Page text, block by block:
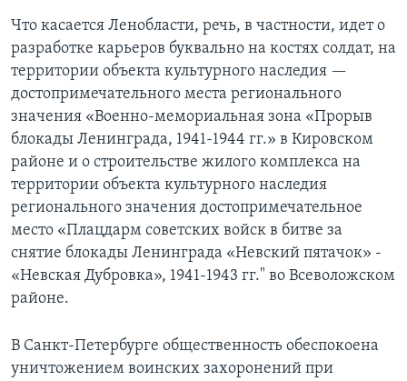
Что касается Ленобласти, речь, в частности, идет о
разработке карьеров буквально на костях солдат, на
территории объекта культурного наследия —
достопримечательного места регионального
значения «Военно-мемориальная зона «Прорыв
блокады Ленинграда, 1941-1944 гг.» в Кировском
районе и о строительстве жилого комплекса на
территории объекта культурного наследия
регионального значения достопримечательное
место «Плацдарм советских войск в битве за
снятие блокады Ленинграда «Невский пятачок» -
«Невская Дубровка», 1941-1943 гг." во Всеволожском
районе.
В Санкт-Петербурге общественность обеспокоена
уничтожением воинских захоронений при